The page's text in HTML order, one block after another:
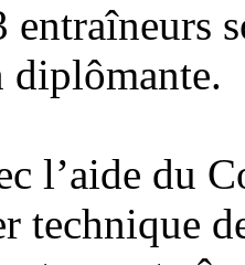
diplômante.
l’aide du
technique